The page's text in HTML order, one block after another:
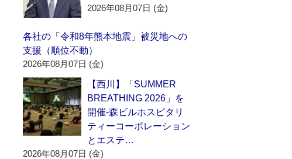
2026年08月07日 (金)
各社の「令和8年熊本地震」被災地への
支援（順位不動）
2026年08月07日 (金)
【西川】「SUMMER
BREATHING 2026」を
開催‐森ビルホスピタリ
ティーコーポレーション
とエステ…
2026年08月07日 (金)